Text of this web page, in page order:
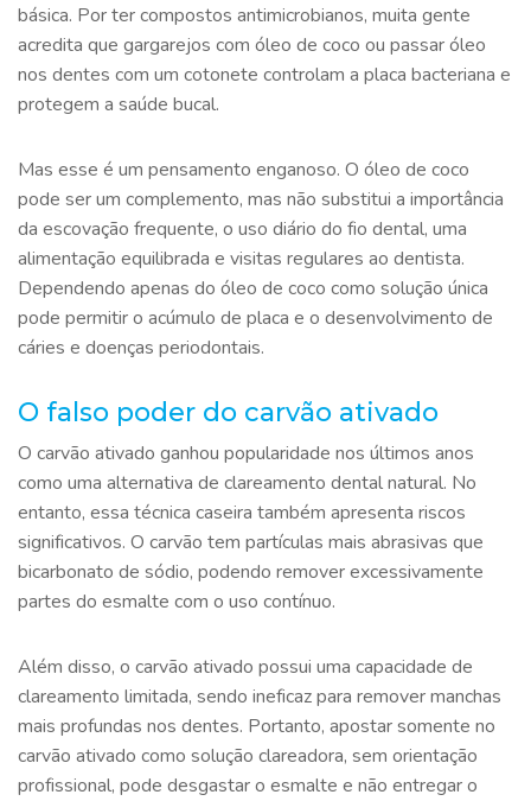
básica. Por ter compostos antimicrobianos, muita gente
acredita que gargarejos com óleo de coco ou passar óleo
nos dentes com um cotonete controlam a placa bacteriana e
protegem a saúde bucal.
Mas esse é um pensamento enganoso. O óleo de coco
pode ser um complemento, mas não substitui a importância
da escovação frequente, o uso diário do fio dental, uma
alimentação equilibrada e visitas regulares ao dentista.
Dependendo apenas do óleo de coco como solução única
pode permitir o acúmulo de placa e o desenvolvimento de
cáries e doenças periodontais.
O falso poder do carvão ativado
O carvão ativado ganhou popularidade nos últimos anos
como uma alternativa de clareamento dental natural. No
entanto, essa técnica caseira também apresenta riscos
significativos. O carvão tem partículas mais abrasivas que
bicarbonato de sódio, podendo remover excessivamente
partes do esmalte com o uso contínuo.
Além disso, o carvão ativado possui uma capacidade de
clareamento limitada, sendo ineficaz para remover manchas
mais profundas nos dentes. Portanto, apostar somente no
carvão ativado como solução clareadora, sem orientação
profissional, pode desgastar o esmalte e não entregar o